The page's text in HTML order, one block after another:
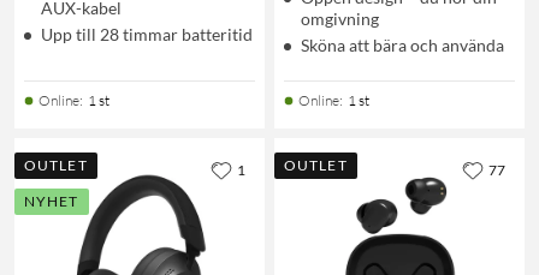
AUX-kabel
Upp till 28 timmar batteritid
Online: 1 st
omgivning
Sköna att bära och använda
Online: 1 st
OUTLET
NYHET
1 OUTLET 77